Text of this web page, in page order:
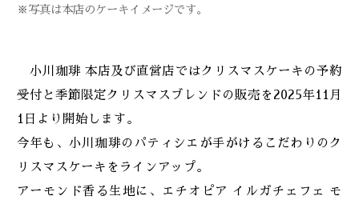
※写真は本店のケーキイメージです。
小川珈琲 本店及び直営店ではクリスマスケーキの予約
受付と季節限定クリスマスブレンドの販売を2025年11月
1日より開始します。
今年も、小川珈琲のパティシエが手がけるこだわりのク
リスマスケーキをラインアップ。
アーモンド香る生地に、エチオピア イルガチェフェ モ